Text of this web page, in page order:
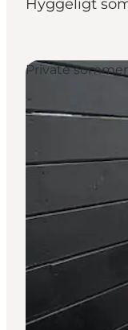
Hyggeligt
Private